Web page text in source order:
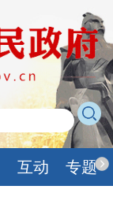
互动 专题